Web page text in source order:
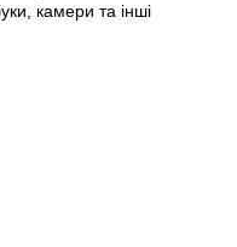
камери та інші